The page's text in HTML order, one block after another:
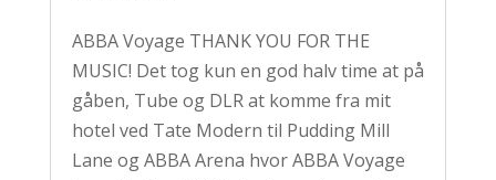
ABBA Voyage THANK YOU FOR THE
MUSIC! Det tog kun en god halv time at på
gåben, Tube og DLR at komme fra mit
hotel ved Tate Modern til Pudding Mill
Lane og ABBA Arena hvor ABBA Voyage